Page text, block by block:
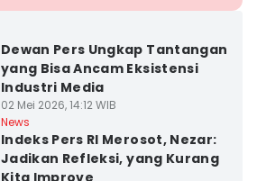
Dewan Pers Ungkap Tantangan
yang Bisa Ancam Eksistensi
Industri Media
02 Mei 2026, 14:12 WIB
News
Indeks Pers RI Merosot, Nezar:
Jadikan Refleksi, yang Kurang
Kita Improve